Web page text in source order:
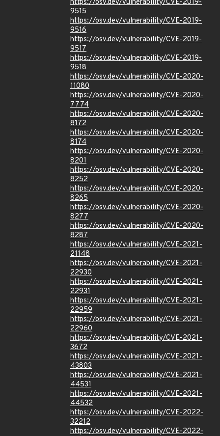
https://osv.dev/vulnerability/CVE-2019-
9515
https://osv.dev/vulnerability/CVE-2019-
9516
https://osv.dev/vulnerability/CVE-2019-
9517
https://osv.dev/vulnerability/CVE-2019-
9518
https://osv.dev/vulnerability/CVE-2020-
11080
https://osv.dev/vulnerability/CVE-2020-
7774
https://osv.dev/vulnerability/CVE-2020-
8172
https://osv.dev/vulnerability/CVE-2020-
8174
https://osv.dev/vulnerability/CVE-2020-
8201
https://osv.dev/vulnerability/CVE-2020-
8252
https://osv.dev/vulnerability/CVE-2020-
8265
https://osv.dev/vulnerability/CVE-2020-
8277
https://osv.dev/vulnerability/CVE-2020-
8287
https://osv.dev/vulnerability/CVE-2021-
21148
https://osv.dev/vulnerability/CVE-2021-
22930
https://osv.dev/vulnerability/CVE-2021-
22931
https://osv.dev/vulnerability/CVE-2021-
22959
https://osv.dev/vulnerability/CVE-2021-
22960
https://osv.dev/vulnerability/CVE-2021-
3672
https://osv.dev/vulnerability/CVE-2021-
43803
https://osv.dev/vulnerability/CVE-2021-
44531
https://osv.dev/vulnerability/CVE-2021-
44532
https://osv.dev/vulnerability/CVE-2022-
32212
https://osv.dev/vulnerability/CVE-2022-